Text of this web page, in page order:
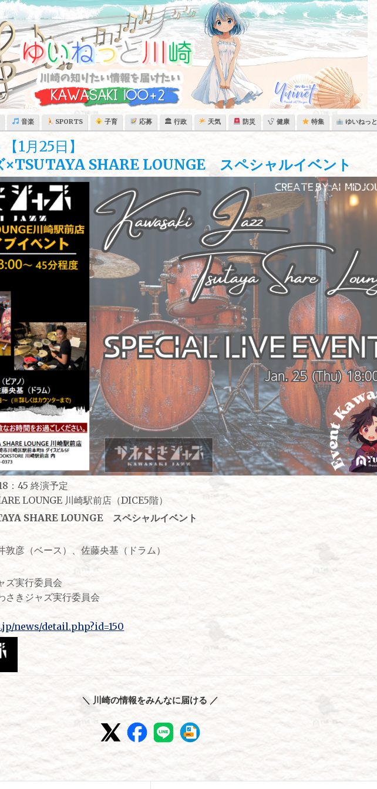
音楽 SPORTS 子育 応募 🏛 行政 天気 防災 健康 特集 ゆいねっと
1月25日】
×TSUTAYA SHARE LOUNGE スペシャルイベント
：45 終演予定
LOUNGE 川崎駅前店（DICE5階）
SHARE LOUNGE スペシャルイベント
彦（ベース）、佐藤央基（ドラム）
ズ実行委員会
さきジャズ実行委員会
news/detail.php?id=150
＼ 川崎の情報をみんなに届ける ／